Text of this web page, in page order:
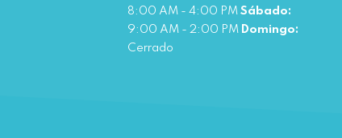
8:00 AM - 4:00 PM Sábado:
9:00 AM - 2:00 PM Domingo:
Cerrado